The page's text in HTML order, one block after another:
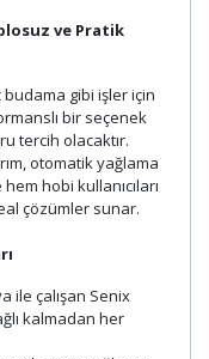
ve Pratik
budama gibi işler için
bir seçenek
tercih olacaktır.
otomatik yağlama
hobi kullanıcıları
çözümler sunar.
ile çalışan Senix
kalmadan her